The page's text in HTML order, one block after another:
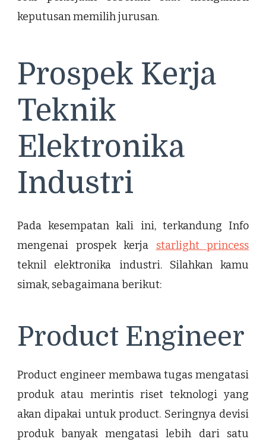
keputusan memilih jurusan.
Prospek Kerja
Teknik
Elektronika
Industri
Pada kesempatan kali ini, terkandung Info
mengenai prospek kerja starlight princess
teknil elektronika industri. Silahkan kamu
simak, sebagaimana berikut:
Product Engineer
Product engineer membawa tugas mengatasi
produk atau merintis riset teknologi yang
akan dipakai untuk product. Seringnya devisi
produk banyak mengatasi lebih dari satu